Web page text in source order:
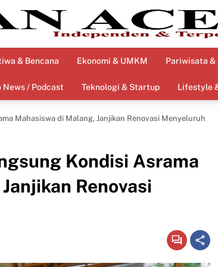
& Bencana Ekonomi & UMKM Pariwisata &
News / Podcast Teknologi & Startup Lifestyle
Mahasiswa di Malang, Janjikan Renovasi Menyeluruh
Kondisi Asrama
Renovasi